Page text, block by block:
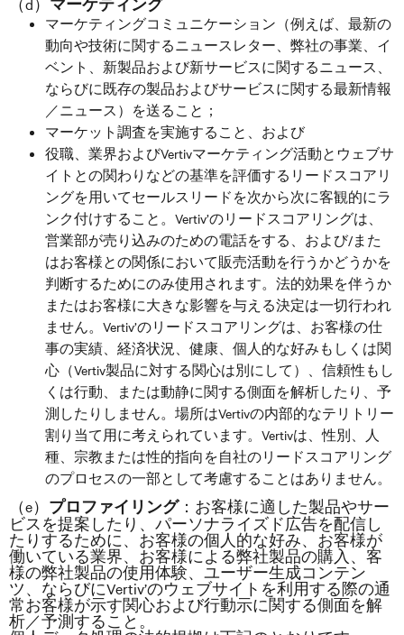
マーケティング
マーケティングコミュニケーション（例えば、最新の
動向や技術に関するニュースレター、弊社の事業、イ
ベント、新製品および新サービスに関するニュース、
ならびに既存の製品およびサービスに関する最新情報
／ニュース）を送ること；
マーケット調査を実施すること、および
役職、業界およびVertivマーケティング活動とウェブサ
イトとの関わりなどの基準を評価するリードスコアリ
ングを用いてセールスリードを次から次に客観的にラ
ンク付けすること。Vertiv’のリードスコアリングは、
営業部が売り込みのための電話をする、および/また
はお客様との関係において販売活動を行うかどうかを
判断するためにのみ使用されます。法的効果を伴うか
またはお客様に大きな影響を与える決定は一切行われ
ません。Vertiv’のリードスコアリングは、お客様の仕
事の実績、経済状況、健康、個人的な好みもしくは関
心（Vertiv製品に対する関心は別にして）、信頼性もし
くは行動、または動静に関する側面を解析したり、予
測したりしません。場所はVertivの内部的なテリトリー
割り当て用に考えられています。Vertivは、性別、人
種、宗教または性的指向を自社のリードスコアリング
のプロセスの一部として考慮することはありません。
（e） プロファイリング：お客様に適した製品やサー
ビスを提案したり、パーソナライズド広告を配信し
たりするために、お客様の個人的な好み、お客様が
働いている業界、お客様による弊社製品の購入、客
様の弊社製品の使用体験、ユーザー生成コンテン
ツ、ならびにVertiv’のウェブサイトを利用する際の通
常お客様が示す関心および行動示に関する側面を解
析／予測すること。